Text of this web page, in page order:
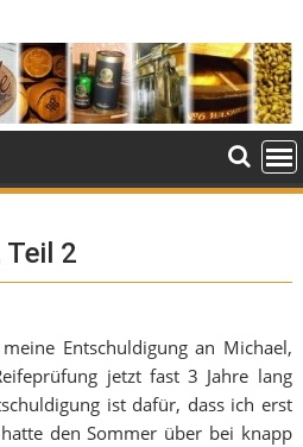
Teil 2
Entschuldigung an Michael,
jetzt fast 3 Jahre lang
ist dafür, dass ich erst
den Sommer über bei knapp